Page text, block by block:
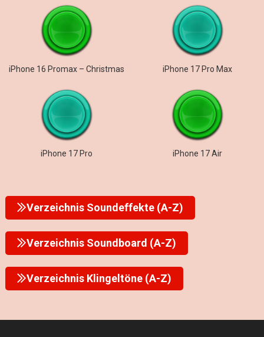
iPhone 16 Promax – Christmas iPhone 17 Pro Max
iPhone 17 Pro iPhone 17 Air
Verzeichnis Soundeffekte (A-Z)
Verzeichnis Soundboard (A-Z)
Verzeichnis Klingeltöne (A-Z)